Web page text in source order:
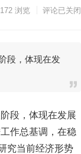
172 浏览 评论已关闭
段，体现在发
段，体现在发展
作总基调，在稳
究当前经济形势